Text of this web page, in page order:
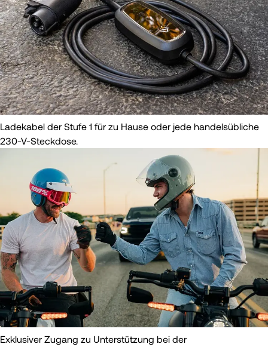
Ladekabel der Stufe 1 für zu Hause oder jede handelsübliche
230-V-Steckdose.
Exklusiver Zugang zu Unterstützung bei der